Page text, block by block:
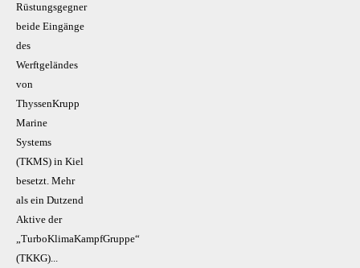
Rüstungsgegner
beide Eingänge
des
Werftgeländes
von
ThyssenKrupp
Marine
Systems
(TKMS) in Kiel
besetzt. Mehr
als ein Dutzend
Aktive der
„TurboKlimaKampfGruppe“
(TKKG)...